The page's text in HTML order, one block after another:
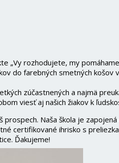
rozhodujete, my
do farebných smetných
zúčastnených a najmä
viesť aj našich žiakov k
Naša škola je
certifikované ihrisko s
Ďakujeme!